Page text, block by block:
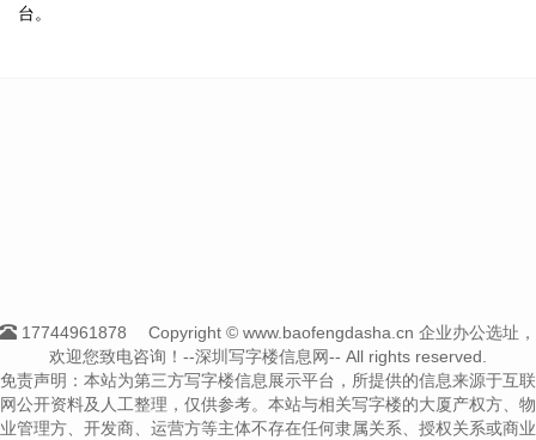
台。
17744961878
Copyright © www.baofengdasha.cn 企业办公选址，
欢迎您致电咨询！--深圳写字楼信息网-- All rights reserved.
免责声明：本站为第三方写字楼信息展示平台，所提供的信息来源于互联
网公开资料及人工整理，仅供参考。本站与相关写字楼的大厦产权方、物
业管理方、开发商、运营方等主体不存在任何隶属关系、授权关系或商业